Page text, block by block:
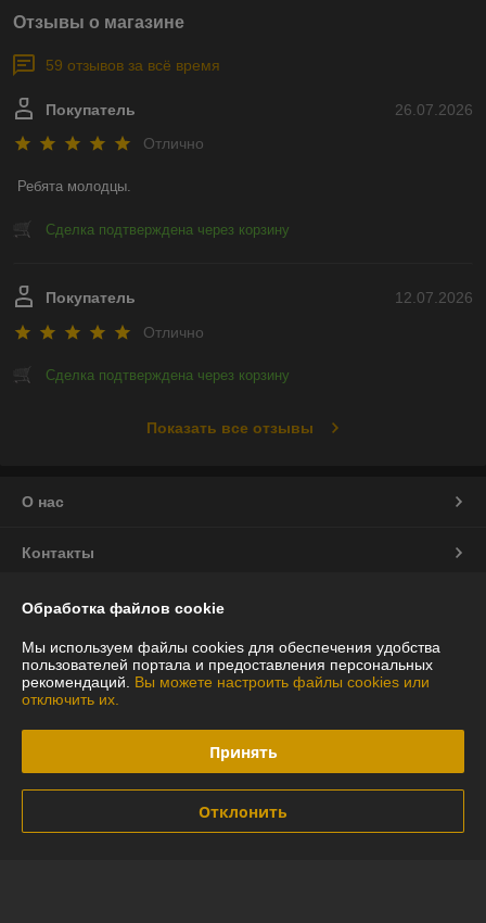
Отзывы о магазине
59 отзывов за всё время
26.07.2026
Покупатель
Отлично
Ребята молодцы.
Сделка подтверждена через корзину
12.07.2026
Покупатель
Отлично
Сделка подтверждена через корзину
Показать все отзывы
О нас
Контакты
Доставка и оплата
График работы
Полная версия сайта
Политика обработки cookies
Сайт создан на платформе Deal.by
Обработка файлов cookie
Мы используем файлы cookies для обеспечения удобства
пользователей портала и предоставления персональных
рекомендаций. Вы можете настроить файлы cookies или
отключить их.
Принять
Отклонить